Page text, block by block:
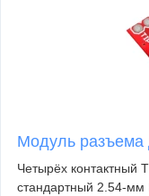
Модуль разъема
Четырёх контактный
стандартный 2.54-мм